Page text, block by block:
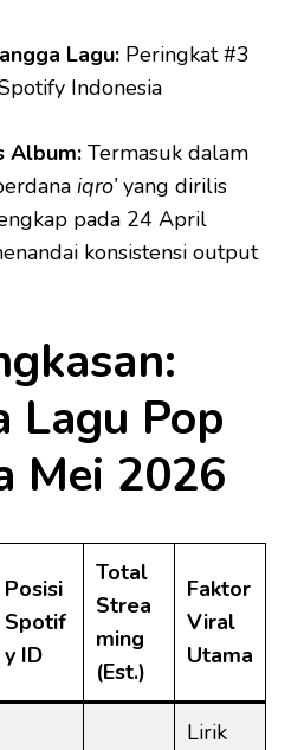
Lagu: Peringkat #3
Indonesia
Album: Termasuk dalam
iqro’yang dirilis
pada 24 April
konsistensi output
Lagu Pop
Mei 2026
Posisi
Spotif
y ID
Total
Strea
ming
(Est.)
Faktor
Viral
Utama
Lirik